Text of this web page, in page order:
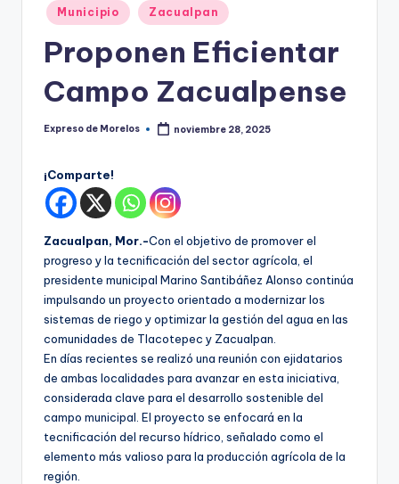
el
Publicado
en
Municipio Zacualpan
Proponen Eficientar
Campo Zacualpense
Publicado
Expreso de Morelos noviembre 28, 2025
¡Comparte!
Zacualpan, Mor.-Con el objetivo de promover el
progreso y la tecnificación del sector agrícola, el
presidente municipal Marino Santibáñez Alonso continúa
impulsando un proyecto orientado a modernizar los
sistemas de riego y optimizar la gestión del agua en las
comunidades de Tlacotepec y Zacualpan.
En días recientes se realizó una reunión con ejidatarios
de ambas localidades para avanzar en esta iniciativa,
considerada clave para el desarrollo sostenible del
campo municipal. El proyecto se enfocará en la
tecnificación del recurso hídrico, señalado como el
elemento más valioso para la producción agrícola de la
región.